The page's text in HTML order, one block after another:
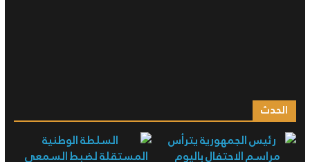
الحدث